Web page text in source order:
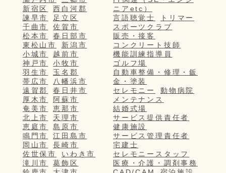
新宿区
西白河郡
諫早市
足立区
千曲市
佐賀市
松本市
春日部市
東松山市
新潟市
小城市
越前市
神戸市
小牧市
羽生市
玉名郡
帯広市
八幡浜市
遠賀郡
春日井市
厚木市
阿蘇市
奄美市
恵那市
北上市
天理市
恵庭市
島原市
鳴門市
江田島市
岡山市
長崎市
佐世保市
いわき市
滝川市
葛飾区
ニアetc）
言語聴覚士
トリマー
スポーツクラブ
販売・接客
コンクリート技師
機能訓練指導員
ゴルフ場
自動車整備・修理・鈑
金・塗装
セレモニー
動物病院
メンテナンス
結婚式場
サービス提供責任者
健康施設
サービス管理責任者
宅建士
セレモニースタッフ
医療・介護・調剤事務